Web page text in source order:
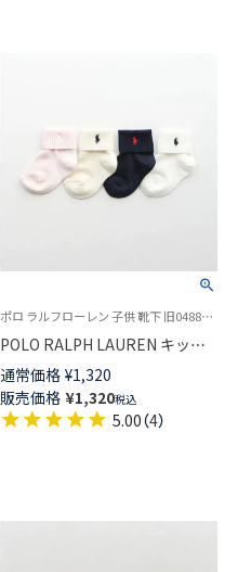
ポロ ラルフローレン 子供 靴下 旧04885455
POLO RALPH LAUREN キッズ
RL Layette 二つ折り ショート
丈 ソックス 04885465
通常価格 ¥1,320
販売価格 ¥1,320税込
5.00（4）